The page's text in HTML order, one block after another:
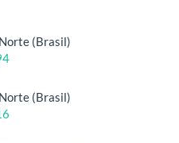
(Brasil)
(Brasil)